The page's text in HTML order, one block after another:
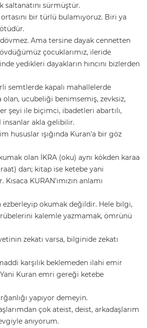
saltanatını sürmüştür.
bir türlü bulamıyoruz. Biri ya
dövmez. Ama tersine dayak cennetten
çocuklarımız, ileride
yedikleri dayakların hıncını bizlerden
semtlerde kapalı mahallelerde
olan, ucubeliği benimsemiş, zevksiz,
şeyi ile biçimci, ibadetleri abartılı,
insanlar akla gelibilir.
hususlar ışığında Kuran'a bir göz
olan İKRA (oku) aynı kökden karaa
dan; kitap ise ketebe yani
KURAN’ımızın anlamı
ezberleyip okumak değildir. Hele bilgi,
kalemle yazmamak, ömrünü
zekatı varsa, bilginide zekatı
karşılık beklemeden ilahi emir
Kuran emri gereği ketebe
yapıyor demeyin.
çok ateist, deist, arkadaşlarım
anıyorum.